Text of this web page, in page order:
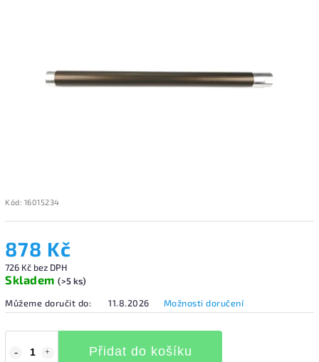
Kód: 16015234
878 Kč
726 Kč bez DPH
Skladem (>5 ks)
Můžeme doručit do:
11.8.2026 Možnosti doručení
Přidat do košíku